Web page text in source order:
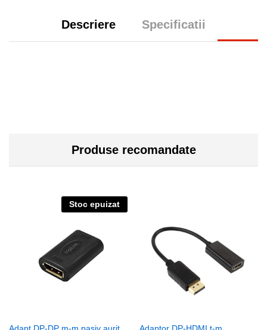
Descriere Specificatii
Produse recomandate
Stoc epuizat